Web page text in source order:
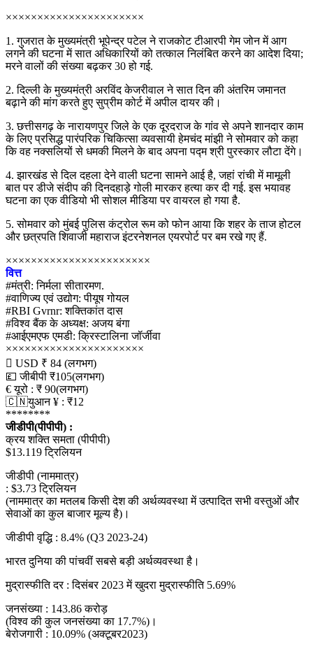
××××××××××××××××××××××
1. गुजरात के मुख्यमंत्री भूपेन्द्र पटेल ने राजकोट टीआरपी गेम जोन में आग
लगने की घटना में सात अधिकारियों को तत्काल निलंबित करने का आदेश दिया;
मरने वालों की संख्या बढ़कर 30 हो गई.
2. दिल्ली के मुख्यमंत्री अरविंद केजरीवाल ने सात दिन की अंतरिम जमानत
बढ़ाने की मांग करते हुए सुप्रीम कोर्ट में अपील दायर की।
3. छत्तीसगढ़ के नारायणपुर जिले के एक दूरदराज के गांव से अपने शानदार काम
के लिए प्रसिद्ध पारंपरिक चिकित्सा व्यवसायी हेमचंद मांझी ने सोमवार को कहा
कि वह नक्सलियों से धमकी मिलने के बाद अपना पद्म श्री पुरस्कार लौटा देंगे।
4. झारखंड से दिल दहला देने वाली घटना सामने आई है, जहां रांची में मामूली
बात पर डीजे संदीप की दिनदहाड़े गोली मारकर हत्या कर दी गई. इस भयावह
घटना का एक वीडियो भी सोशल मीडिया पर वायरल हो गया है.
5. सोमवार को मुंबई पुलिस कंट्रोल रूम को फोन आया कि शहर के ताज होटल
और छत्रपति शिवाजी महाराज इंटरनेशनल एयरपोर्ट पर बम रखे गए हैं.
×××××××××××××××××××××××
वित्त
#मंत्री: निर्मला सीतारमण.
#वाणिज्य एवं उद्योग: पीयूष गोयल
#RBI Gvrnr: शक्तिकांत दास
#विश्व बैंक के अध्यक्ष: अजय बंगा
#आईएमएफ एमडी: क्रिस्टालिना जॉर्जीवा
××××××××××××××××××××××
 USD ₹ 84 (लगभग)
💷 जीबीपी ₹105(लगभग)
€ यूरो : ₹ 90(लगभग)
🇨🇳युआन ¥ : ₹12
********
जीडीपी(पीपीपी) :
क्रय शक्ति समता (पीपीपी)
$13.119 ट्रिलियन
जीडीपी (नाममात्र)
: $3.73 ट्रिलियन
(नाममात्र का मतलब किसी देश की अर्थव्यवस्था में उत्पादित सभी वस्तुओं और
सेवाओं का कुल बाजार मूल्य है)।
जीडीपी वृद्धि : 8.4% (Q3 2023-24)
भारत दुनिया की पांचवीं सबसे बड़ी अर्थव्यवस्था है।
मुद्रास्फीति दर : दिसंबर 2023 में खुदरा मुद्रास्फीति 5.69%
जनसंख्या : 143.86 करोड़
(विश्व की कुल जनसंख्या का 17.7%)।
बेरोजगारी : 10.09% (अक्टूबर2023)